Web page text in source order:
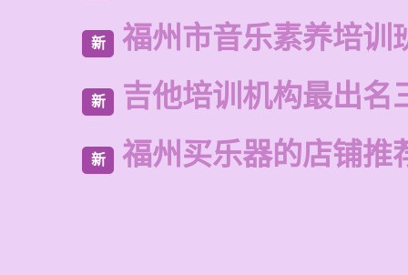
新 福州市音乐素养培训
新 吉他培训机构最出名
新 福州买乐器的店铺推